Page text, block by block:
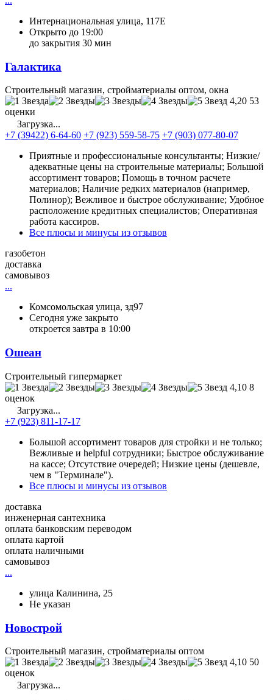
Интернациональная улица, 117Е
Открыто до 19:00
до закрытия 30 мин
Галактика
Строительный магазин, стройматериалы оптом, окна
4,20 53
оценки
Загрузка...
+7 (39422) 6-64-60 +7 (923) 559-58-75 +7 (903) 077-80-07
Приятные и профессиональные консультанты; Низкие/
адекватные цены на строительные материалы; Большой
ассортимент товаров; Помощь в точном расчете
материалов; Наличие редких материалов (например,
Полинор); Вежливое и быстрое обслуживание; Удобное
расположение кредитных специалистов; Оперативная
работа кассиров.
Все плюсы и минусы из отзывов
газобетон
доставка
самовывоз
...
Комсомольская улица, зд97
Сегодня уже закрыто
откроется завтра в 10:00
Ошеан
Строительный гипермаркет
4,10 8
оценок
Загрузка...
+7 (923) 811-17-17
Большой ассортимент товаров для стройки и не только;
Вежливые и helpful сотрудники; Быстрое обслуживание
на кассе; Отсутствие очередей; Низкие цены (дешевле,
чем в "Терминале").
Все плюсы и минусы из отзывов
доставка
инженерная сантехника
оплата банковским переводом
оплата картой
оплата наличными
самовывоз
...
улица Калинина, 25
Не указан
Новострой
Строительный магазин, стройматериалы оптом
4,10 50
оценок
Загрузка...